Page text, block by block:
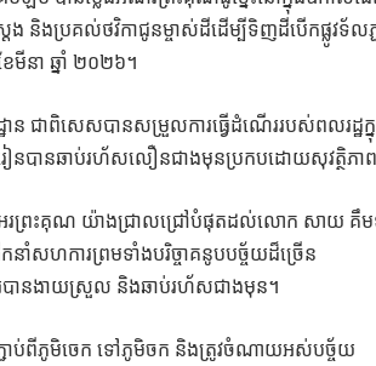
ង និងប្រគល់ថវិកាជូនម្ចាស់ដីដើម្បីទិញដីបើកផ្លូវទ័លភ្
នា ឆ្នាំ ២០២៦។
ន ជាពិសេសបានសម្រួលការធ្វើដំណើររបស់ពលរដ្ឋក្
នបានឆាប់រហ័សលឿនជាងមុនប្រកបដោយសុវត្ថិភា
ងអរព្រះគុណ យ៉ាងជ្រាលជ្រៅបំផុតដល់លោក សាយ គឹ
ាំសហការព្រមទាំងបរិច្ចាគនូបបច្ច័យដ៏ច្រើន
ើរបានងាយស្រួល និងឆាប់រហ័សជាងមុន។
ភ្ជាប់ពីភូមិចេក ទៅភូមិចក និងត្រូវចំណាយអស់បច្ច័យ